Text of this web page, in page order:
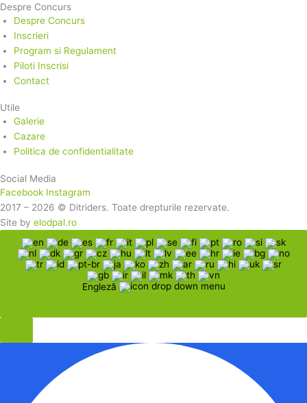
Despre Concurs
Despre Concurs
Inscrieri
Program si Regulament
Piloti Inscrisi
Contact
Utile
Galerie
Cazare
Politica de confidentialitate
Social Media
Facebook Instagram
2017 – 2026 © Ditriders. Toate drepturile rezervate.
Site by elodpal.ro
Engleză